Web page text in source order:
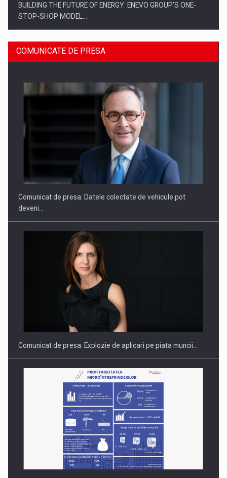
BUILDING THE FUTURE OF ENERGY: ENEVO GROUP’S ONE-
STOP-SHOP MODEL…
ROOTED IN ROMANIA, BUILT TO DELIVER TECHNOLOGY FOR
PUTTING ROMANIAN CORPORATE COMPANIES ON THE
INTERNATIONAL BUSINESS SCENE
COMUNICATE DE PRESA
Comunicat de presa: Datele colectate de vehicule pot
deveni…
Comunicat de presa: Explozie de aplicari pe piata muncii…